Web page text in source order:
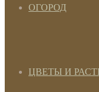
ОГОРОД
ЦВЕТЫ И